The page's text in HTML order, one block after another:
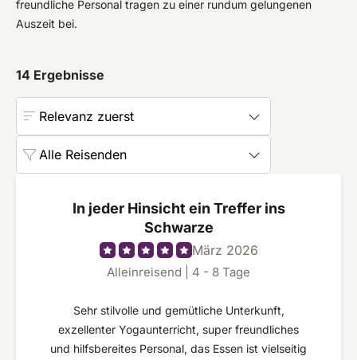
freundliche Personal tragen zu einer rundum gelungenen
Auszeit bei.
14 Ergebnisse
Relevanz zuerst
Alle Reisenden
In jeder Hinsicht ein Treffer ins
Schwarze
März 2026
Alleinreisend | 4 - 8 Tage
Sehr stilvolle und gemütliche Unterkunft,
exzellenter Yogaunterricht, super freundliches
und hilfsbereites Personal, das Essen ist vielseitig